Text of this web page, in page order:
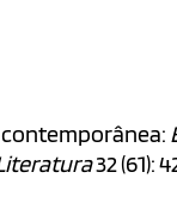
32 (61):